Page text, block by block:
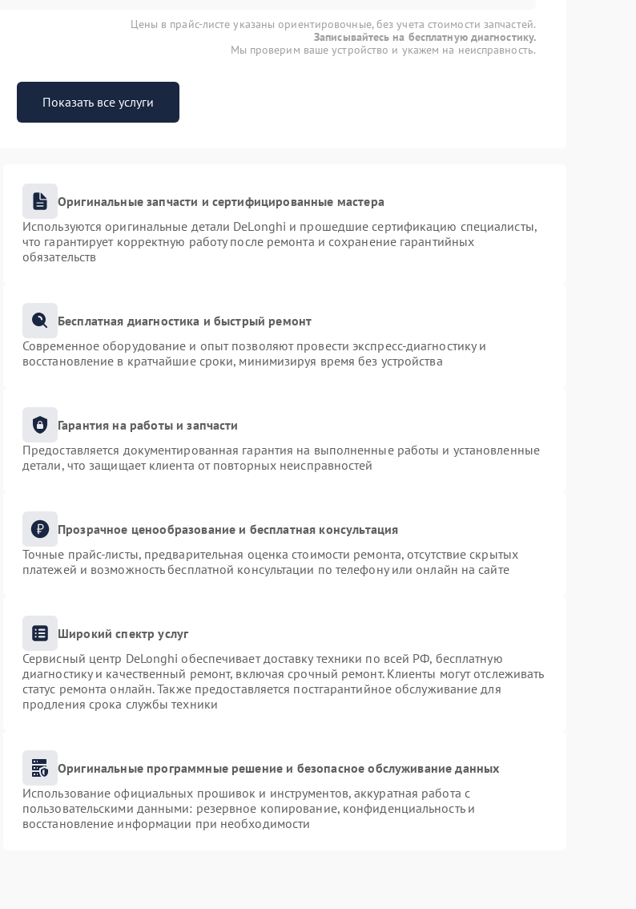
Цены в прайс-листе указаны ориентировочные, без учета стоимости запчастей.
Записывайтесь на бесплатную диагностику.
Мы проверим ваше устройство и укажем на неисправность.
Показать все услуги
Оригинальные запчасти и сертифицированные мастера
Используются оригинальные детали DeLonghi и прошедшие сертификацию специалисты,
что гарантирует корректную работу после ремонта и сохранение гарантийных
обязательств
Бесплатная диагностика и быстрый ремонт
Современное оборудование и опыт позволяют провести экспресс-диагностику и
восстановление в кратчайшие сроки, минимизируя время без устройства
Гарантия на работы и запчасти
Предоставляется документированная гарантия на выполненные работы и установленные
детали, что защищает клиента от повторных неисправностей
Прозрачное ценообразование и бесплатная консультация
Точные прайс-листы, предварительная оценка стоимости ремонта, отсутствие скрытых
платежей и возможность бесплатной консультации по телефону или онлайн на сайте
Широкий спектр услуг
Сервисный центр DeLonghi обеспечивает доставку техники по всей РФ, бесплатную
диагностику и качественный ремонт, включая срочный ремонт. Клиенты могут отслеживать
статус ремонта онлайн. Также предоставляется постгарантийное обслуживание для
продления срока службы техники
Оригинальные программные решение и безопасное обслуживание данных
Использование официальных прошивок и инструментов, аккуратная работа с
пользовательскими данными: резервное копирование, конфиденциальность и
восстановление информации при необходимости